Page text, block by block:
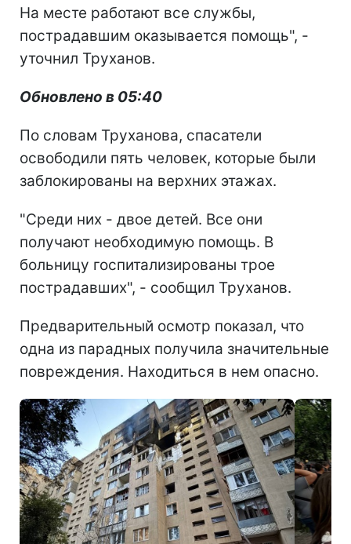
На месте работают все службы,
пострадавшим оказывается помощь", -
уточнил Труханов.
Обновлено в 05:40
По словам Труханова, спасатели
освободили пять человек, которые были
заблокированы на верхних этажах.
"Среди них - двое детей. Все они
получают необходимую помощь. В
больницу госпитализированы трое
пострадавших", - сообщил Труханов.
Предварительный осмотр показал, что
одна из парадных получила значительные
повреждения. Находиться в нем опасно.